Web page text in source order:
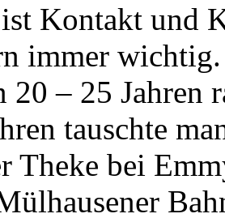
Kontakt und
immer wichtig.
20 – 25 Jahren
tauschte
Theke bei